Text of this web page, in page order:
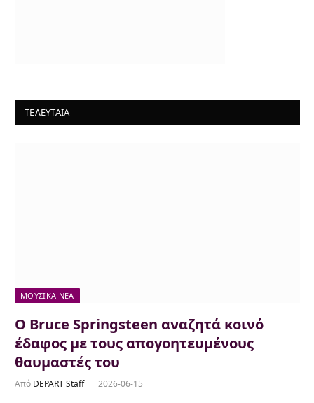
ΤΕΛΕΥΤΑΙΑ
ΜΟΥΣΙΚΆ ΝΈΑ
Ο Bruce Springsteen αναζητά κοινό
έδαφος με τους απογοητευμένους
θαυμαστές του
Από DEPART Staff 2026-06-15